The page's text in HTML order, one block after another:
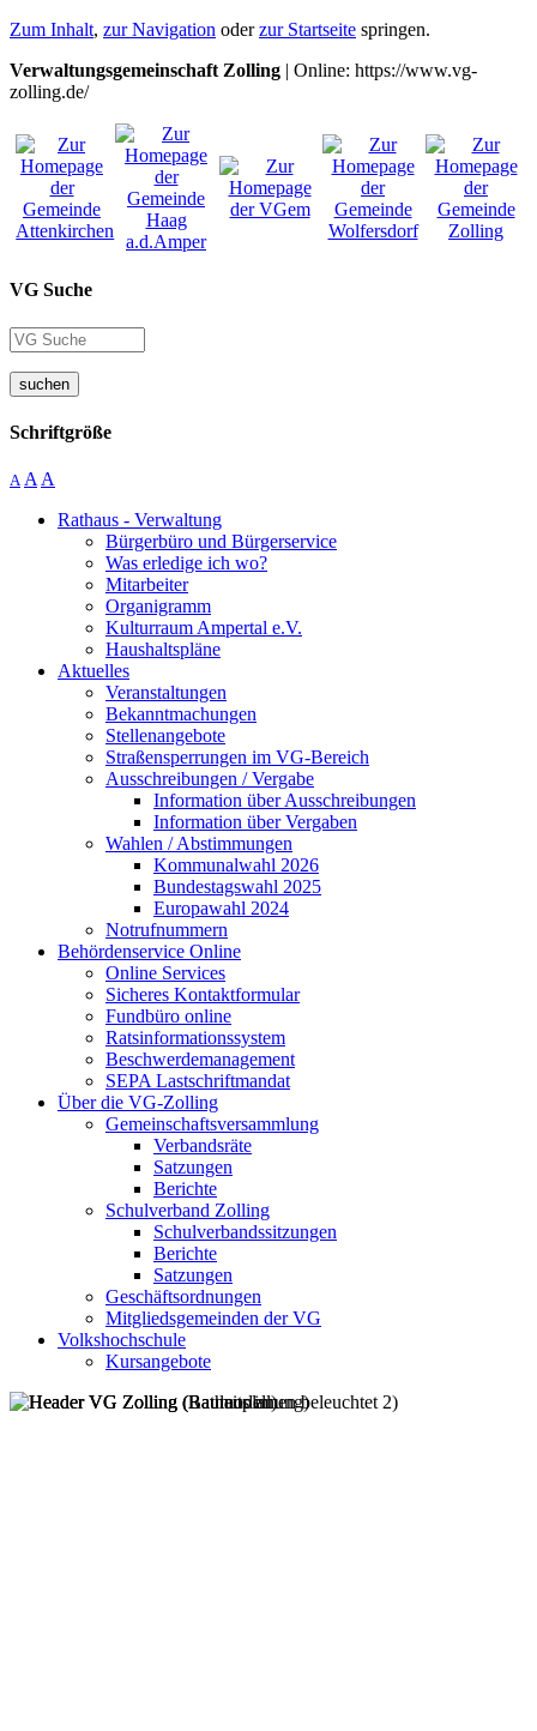
Zum Inhalt, zur Navigation oderzur Startseite springen.
Verwaltungsgemeinschaft Zolling | Online: https://www.vg-
zolling.de/
VG Suche
suchen
Schriftgröße
A A A
Rathaus - Verwaltung
Bürgerbüro und Bürgerservice
Was erledige ich wo?
Mitarbeiter
Organigramm
Kulturraum Ampertal e.V.
Haushaltspläne
Aktuelles
Veranstaltungen
Bekanntmachungen
Stellenangebote
Straßensperrungen im VG-Bereich
Ausschreibungen / Vergabe
Information über Ausschreibungen
Information über Vergaben
Wahlen / Abstimmungen
Kommunalwahl 2026
Bundestagswahl 2025
Europawahl 2024
Notrufnummern
Behördenservice Online
Online Services
Sicheres Kontaktformular
Fundbüro online
Ratsinformationssystem
Beschwerdemanagement
SEPA Lastschriftmandat
Über die VG-Zolling
Gemeinschaftsversammlung
Verbandsräte
Satzungen
Berichte
Schulverband Zolling
Schulverbandssitzungen
Berichte
Satzungen
Geschäftsordnungen
Mitgliedsgemeinden der VG
Volkshochschule
Kursangebote